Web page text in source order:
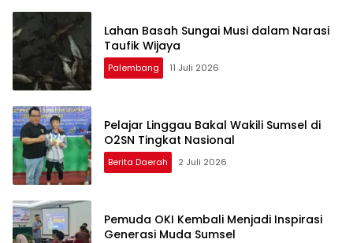
Lahan Basah Sungai Musi dalam Narasi
Taufik Wijaya
Palembang 11 Juli 2026
Pelajar Linggau Bakal Wakili Sumsel di
O2SN Tingkat Nasional
Berita Daerah 2 Juli 2026
Pemuda OKI Kembali Menjadi Inspirasi
Generasi Muda Sumsel